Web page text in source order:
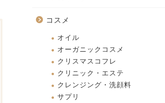
コスメ
オイル
オーガニックコスメ
クリスマスコフレ
クリニック・エステ
クレンジング・洗顔料
サプリ